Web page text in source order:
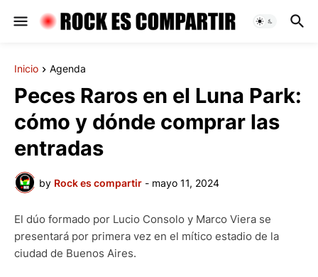
Inicio Agenda
Peces Raros en el Luna Park:
cómo y dónde comprar las
entradas
by Rock es compartir - mayo 11, 2024
El dúo formado por Lucio Consolo y Marco Viera se
presentará por primera vez en el mítico estadio de la
ciudad de Buenos Aires.